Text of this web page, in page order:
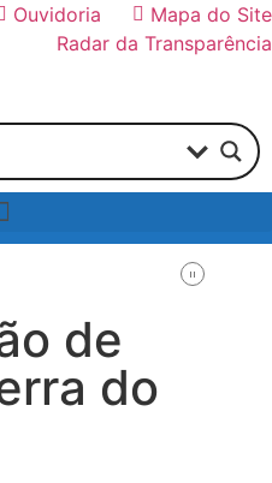
Ouvidoria
Mapa do Site
Radar da Transparência
de
do